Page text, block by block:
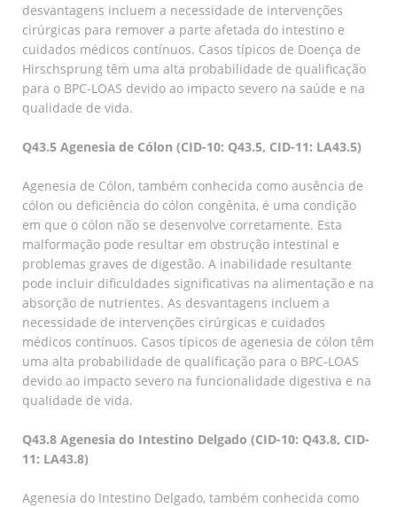
desvantagens incluem a necessidade de intervenções
cirúrgicas para remover a parte afetada do intestino e
cuidados médicos contínuos. Casos típicos de Doença de
Hirschsprung têm uma alta probabilidade de qualificação
para o BPC-LOAS devido ao impacto severo na saúde e na
qualidade de vida.
Q43.5 Agenesia de Cólon (CID-10: Q43.5, CID-11: LA43.5)
Agenesia de Cólon, também conhecida como ausência de
cólon ou deficiência do cólon congênita, é uma condição
em que o cólon não se desenvolve corretamente. Esta
malformação pode resultar em obstrução intestinal e
problemas graves de digestão. A inabilidade resultante
pode incluir dificuldades significativas na alimentação e na
absorção de nutrientes. As desvantagens incluem a
necessidade de intervenções cirúrgicas e cuidados
médicos contínuos. Casos típicos de agenesia de cólon têm
uma alta probabilidade de qualificação para o BPC-LOAS
devido ao impacto severo na funcionalidade digestiva e na
qualidade de vida.
Q43.8 Agenesia do Intestino Delgado (CID-10: Q43.8, CID-
11: LA43.8)
Agenesia do Intestino Delgado, também conhecida como